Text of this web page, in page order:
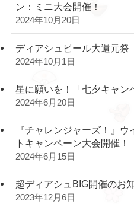
ン：ミニ大会開催！
2024年10月20日
ディアシュピール大還元祭
2024年10月1日
星に願いを！「七夕キャン
2024年6月20日
『チャレンジャーズ！』
トキャンペーン大会開催！
2024年6月15日
超ディアシュBIG開催のお
2023年12月6日